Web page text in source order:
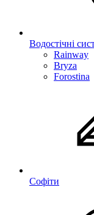
Водостічні
Rainway
Bryza
Forostina
Софіти